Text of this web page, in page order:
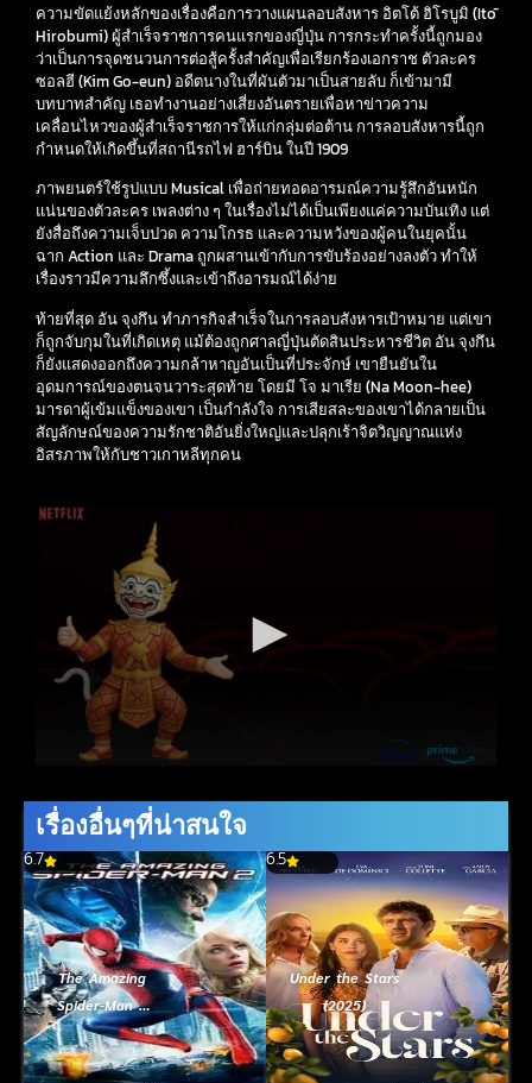
ความขัดแย้งหลักของเรื่องคือการวางแผนลอบสังหาร อิตโต้ ฮิโรบูมิ (Itō
Hirobumi) ผู้สำเร็จราชการคนแรกของญี่ปุ่น การกระทำครั้งนี้ถูกมอง
ว่าเป็นการจุดชนวนการต่อสู้ครั้งสำคัญเพื่อเรียกร้องเอกราช ตัวละคร
ซอลฮี (Kim Go-eun) อดีตนางในที่ผันตัวมาเป็นสายลับ ก็เข้ามามี
บทบาทสำคัญ เธอทำงานอย่างเสี่ยงอันตรายเพื่อหาข่าวความ
เคลื่อนไหวของผู้สำเร็จราชการให้แก่กลุ่มต่อต้าน การลอบสังหารนี้ถูก
กำหนดให้เกิดขึ้นที่สถานีรถไฟ ฮาร์บิน ในปี 1909
ภาพยนตร์ใช้รูปแบบ Musical เพื่อถ่ายทอดอารมณ์ความรู้สึกอันหนัก
แน่นของตัวละคร เพลงต่าง ๆ ในเรื่องไม่ได้เป็นเพียงแค่ความบันเทิง แต่
ยังสื่อถึงความเจ็บปวด ความโกรธ และความหวังของผู้คนในยุคนั้น
ฉาก Action และ Drama ถูกผสานเข้ากับการขับร้องอย่างลงตัว ทำให้
เรื่องราวมีความลึกซึ้งและเข้าถึงอารมณ์ได้ง่าย
ท้ายที่สุด อัน จุงกึน ทำภารกิจสำเร็จในการลอบสังหารเป้าหมาย แต่เขา
ก็ถูกจับกุมในที่เกิดเหตุ แม้ต้องถูกศาลญี่ปุ่นตัดสินประหารชีวิต อัน จุงกึน
ก็ยังแสดงออกถึงความกล้าหาญอันเป็นที่ประจักษ์ เขายืนยันใน
อุดมการณ์ของตนจนวาระสุดท้าย โดยมี โจ มาเรีย (Na Moon-hee)
มารดาผู้เข้มแข็งของเขา เป็นกำลังใจ การเสียสละของเขาได้กลายเป็น
สัญลักษณ์ของความรักชาติอันยิ่งใหญ่และปลุกเร้าจิตวิญญาณแห่ง
อิสรภาพให้กับชาวเกาหลีทุกคน
เรื่องอื่นๆที่น่าสนใจ
6.7
The Amazing
Spider-Man 2
(2014) ดิ อะเมซิ่ง
สไปเดอร์แมน 2
6.5
Under the Stars
(2025)